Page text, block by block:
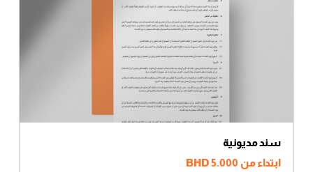
سند مديونية
ابتداء من 5.000
BHD